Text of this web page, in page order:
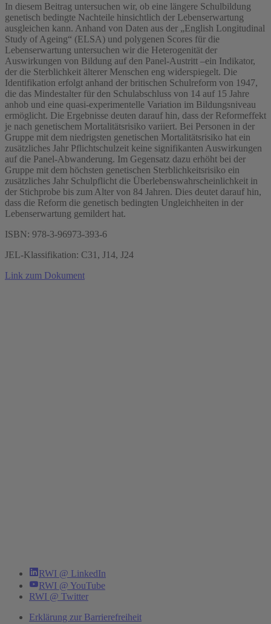
In diesem Beitrag untersuchen wir, ob eine längere Schulbildung
genetisch bedingte Nachteile hinsichtlich der Lebenserwartung
ausgleichen kann. Anhand von Daten aus der „English Longitudinal
Study of Ageing“ (ELSA) und polygenen Scores für die
Lebenserwartung untersuchen wir die Heterogenität der
Auswirkungen von Bildung auf den Panel-Austritt –ein Indikator,
der die Sterblichkeit älterer Menschen eng widerspiegelt. Die
Identifikation erfolgt anhand der britischen Schulreform von 1947,
die das Mindestalter für den Schulabschluss von 14 auf 15 Jahre
anhob und eine quasi-experimentelle Variation im Bildungsniveau
ermöglicht. Die Ergebnisse deuten darauf hin, dass der Reformeffekt
je nach genetischem Mortalitätsrisiko variiert. Bei Personen in der
Gruppe mit dem niedrigsten genetischen Mortalitätsrisiko hat ein
zusätzliches Jahr Pflichtschulzeit keine signifikanten Auswirkungen
auf die Panel-Abwanderung. Im Gegensatz dazu erhöht bei der
Gruppe mit dem höchsten genetischen Sterblichkeitsrisiko ein
zusätzliches Jahr Schulpflicht die Überlebenswahrscheinlichkeit in
der Stichprobe bis zum Alter von 84 Jahren. Dies deutet darauf hin,
dass die Reform die genetisch bedingten Ungleichheiten in der
Lebenserwartung gemildert hat.
ISBN: 978-3-96973-393-6
JEL-Klassifikation: C31, J14, J24
Link zum Dokument
RWI @ LinkedIn
RWI @ YouTube
RWI @ Twitter
Erklärung zur Barrierefreiheit